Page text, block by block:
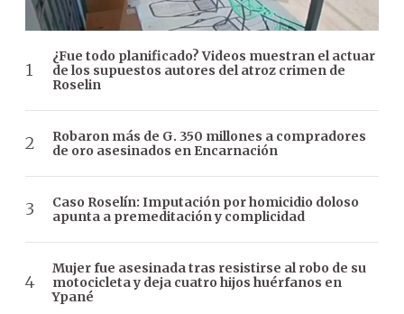
¿Fue todo planificado? Videos muestran el actuar
de los supuestos autores del atroz crimen de
Roselin
Robaron más de G. 350 millones a compradores
de oro asesinados en Encarnación
Caso Roselín: Imputación por homicidio doloso
apunta a premeditación y complicidad
Mujer fue asesinada tras resistirse al robo de su
motocicleta y deja cuatro hijos huérfanos en
Ypané